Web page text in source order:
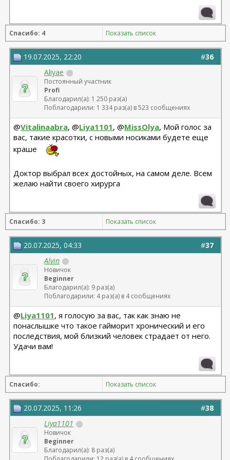
Спасибо: 4 Показать список
#36
19.07.2025, 22:20
Aliyae
Постоянный участник
Profi
Благодарил(а): 1 250 раз(а)
Поблагодарили: 1 334 раз(а) в 523 сообщениях
@Vitalinaabra, @Liya1101, @MissOlya, Мой голос за
вас, такие красотки, с новыми носиками будете еще
краше
Доктор выбрал всех достойных, на самом деле. Всем
желаю найти своего хирурга
Спасибо: 3 Показать список
#37
20.07.2025, 04:33
Alvin
Новичок
Beginner
Благодарил(а): 9 раз(а)
Поблагодарили: 4 раз(а) в 4 сообщениях
@Liya1101, я голосую за вас, так как знаю не
понаслышке что такое гайморит хронический и его
последствия, мой близкий человек страдает от него.
Удачи вам!
Спасибо: Показать список
#38
20.07.2025, 11:26
Liya1101
Новичок
Beginner
Благодарил(а): 8 раз(а)